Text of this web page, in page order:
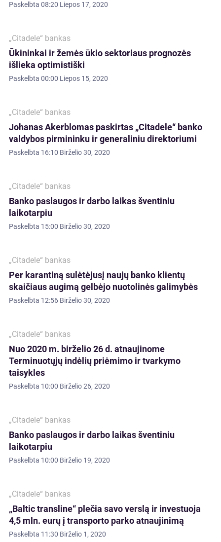
Paskelbta 08:20 Liepos 17, 2020
„Citadele“ bankas
Ūkininkai ir žemės ūkio sektoriaus prognozės
išlieka optimistiški
Paskelbta 00:00 Liepos 15, 2020
„Citadele“ bankas
Johanas Akerblomas paskirtas „Citadele“ banko
valdybos pirmininku ir generaliniu direktoriumi
Paskelbta 16:10 Birželio 30, 2020
„Citadele“ bankas
Banko paslaugos ir darbo laikas šventiniu
laikotarpiu
Paskelbta 15:00 Birželio 30, 2020
„Citadele“ bankas
Per karantiną sulėtėjusį naujų banko klientų
skaičiaus augimą gelbėjo nuotolinės galimybės
Paskelbta 12:56 Birželio 30, 2020
„Citadele“ bankas
Nuo 2020 m. birželio 26 d. atnaujinome
Terminuotųjų indėlių priėmimo ir tvarkymo
taisykles
Paskelbta 10:00 Birželio 26, 2020
„Citadele“ bankas
Banko paslaugos ir darbo laikas šventiniu
laikotarpiu
Paskelbta 10:00 Birželio 19, 2020
„Citadele“ bankas
„Baltic transline“ plečia savo verslą ir investuoja
4,5 mln. eurų į transporto parko atnaujinimą
Paskelbta 11:30 Birželio 1, 2020